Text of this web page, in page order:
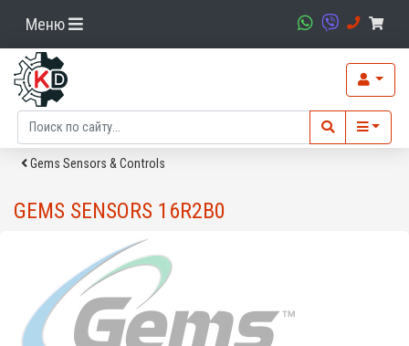
Меню
Gems Sensors & Controls
GEMS SENSORS 16R2B0